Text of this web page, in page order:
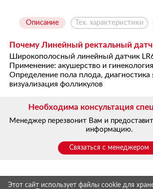
Описание Тех. характеристики
Почему Линейный ректальный
Широкополосный линейный датчик
Применение: акушерство и
Определение пола плода, диагностика
визуализация фолликулов
Необходима консультация
Менеджер перезвонит Вам и
информацию.
Связаться с менеджером
Этот сайт использует файлы cookie для